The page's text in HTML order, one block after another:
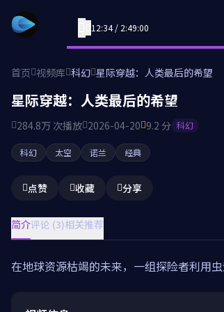
12:34 / 2:49:00
首页 视频库 科幻 星际穿越：人类最后的希望
星际穿越：人类最后的希望
284.8万 次播放 2026-04-20 9.2 分 科幻
科幻 太空 诺兰 经典
点赞 收藏 分享
简介评论 (3)相关推荐
在地球资源枯竭的未来，一组探险者利用